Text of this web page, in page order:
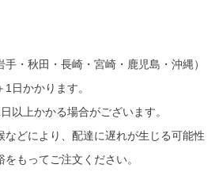
・秋田・長崎・宮崎・鹿児島・沖縄）
日かかります。
以上かかる場合がございます。
どにより、配達に遅れが生じる可能性
もってご注文ください。